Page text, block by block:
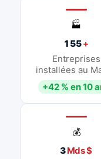
🏭
155+
Entreprises
installées au
+42 % en 10
💰
3Mds $